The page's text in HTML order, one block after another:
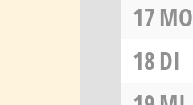
17MO
18DI